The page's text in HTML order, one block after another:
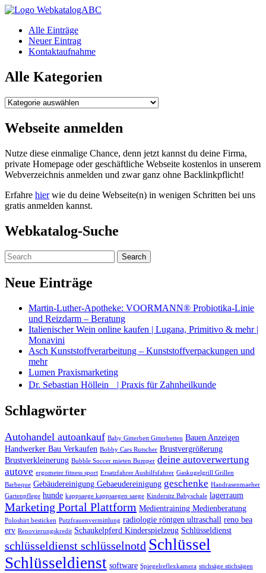
WebkatalogABC
Alle Einträge
Neuer Eintrag
Kontaktaufnahme
Alle Kategorien
Alle
Webseite anmelden
Nutze diese einmalige Chance, denn jetzt kannst du deine Firma,
private Homepage oder geschäftliche Webseite kostenlos in unserem
Webverzeichnis anmelden und zwar ganz ohne Backlinkpflicht!
Erfahre hierwie du deine Webseite(n) in wenigen Schritten bei uns
gratis anmelden kannst.
Webkatalog-Suche
Neue Einträge
Martin-Luther-Apotheke: VOORMANN® Probiotika-Linie
und Reizdarm – Beratung
Italienischer Wein online kaufen | Lugana, Primitivo & mehr |
Monavini
Asch Kunststoffverarbeitung – Kunststoffverpackungen und
mehr
Lumen Praxismarketing
Dr. Sebastian Höllein | Praxis für Zahnheilkunde
Schlagwörter
Autohandel autoankauf Baby Gitterbett Gitterbetten Bauen Anzeigen
Handwerker Bau Verkaufen Bobby Cars Rutscher Brustvergrößerung
Brustverkleinerung Bubble Soccer mieten Bumper deine autoverwertung
autove ergometer fitness sport Ersatzfahrer Aushilfsfahrer Gaskugelgrill Grillen
Barbeque Gebäudereinigung Gebaeudereinigung geschenke Handrasenmaeher
Gartenpflege hunde kappsaege kappsaegen saege Kindersitz Babyschale lagerraum
Marketing Portal Plattform Medientraining Medienberatung
Poloshirt besticken Putzfrauenvermittlung radiologie röntgen ultraschall reno bea
erv Renovierungskredit Schaukelpferd Kinderspielzeug Schlüsseldienst
schlüsseldienst schlüsselnotd Schlüssel
Schlüsseldienst software Spiegelreflexkamera stichsäge stichsägen